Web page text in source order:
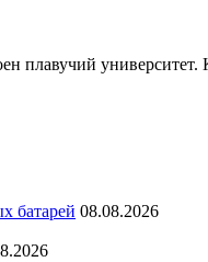
плавучий
батарей 08.08.2026